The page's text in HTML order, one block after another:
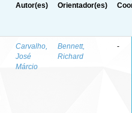
Autor(es) Orientador(es)
Carvalho,
José
Márcio
Bennett,
Richard
-